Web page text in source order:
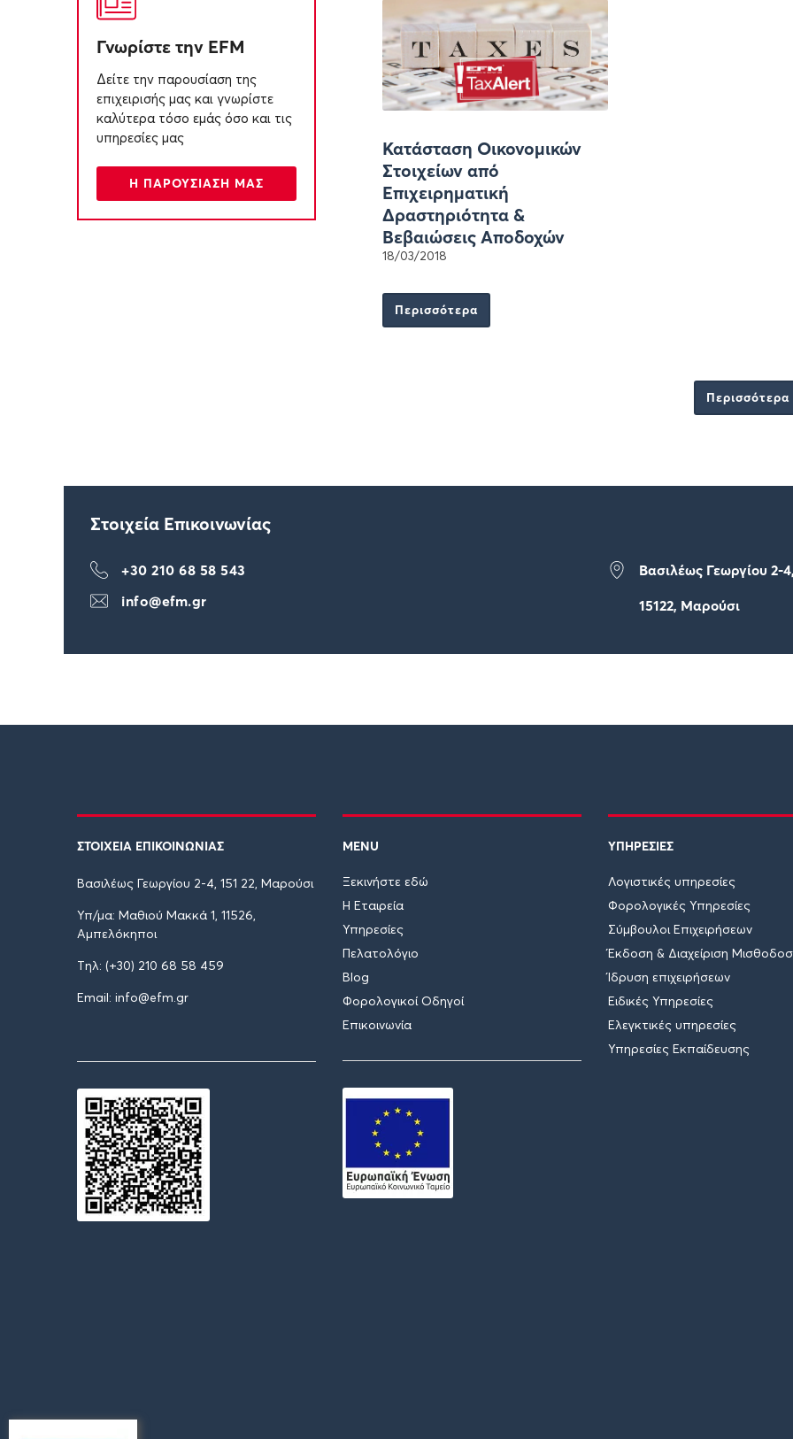
Κατάσταση Οικονομικών
Στοιχείων από
Επιχειρηματική
Δραστηριότητα &
Βεβαιώσεις Αποδοχών
18/03/2018
Περισσότερα
Περισσότερα
Γνωρίστε την EFM
Δείτε την παρουσίαση της
επιχειρισής μας και γνωρίστε
καλύτερα τόσο εμάς όσο και τις
υπηρεσίες μας
Η ΠΑΡΟΥΣΙΑΣΗ ΜΑΣ
Στοιχεία Επικοινωνίας
+30 210 68 58 543
info@efm.gr
Βασιλέως Γεωργίου 2-
15122, Μαρούσι
ΣΤΟΙΧΕΙΑ ΕΠΙΚΟΙΝΩΝΙΑΣ
Βασιλέως Γεωργίου 2-4, 151 22, Μαρούσι
Υπ/μα: Μαθιού Μακκά 1, 11526,
Αμπελόκηποι
Tηλ: (+30) 210 68 58 459
Email: info@efm.gr
MENU
Ξεκινήστε εδώ
Η Εταιρεία
Υπηρεσίες
Πελατολόγιο
Blog
Φορολογικοί Οδηγοί
Επικοινωνία
ΥΠΗΡΕΣΙΕΣ
Λογιστικές υπηρεσίες
Φορολογικές Υπηρεσίες
Σύμβουλοι Επιχειρήσεων
Έκδοση & Διαχείριση
Ίδρυση επιχειρήσεων
Ειδικές Υπηρεσίες
Ελεγκτικές υπηρεσίες
Υπηρεσίες Εκπαίδευσης